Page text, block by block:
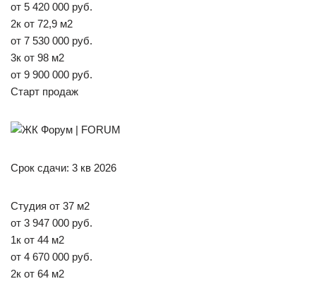
от 5 420 000 руб.
2к от 72,9 м2
от 7 530 000 руб.
3к от 98 м2
от 9 900 000 руб.
Старт продаж
Срок сдачи: 3 кв 2026
Студия от 37 м2
от 3 947 000 руб.
1к от 44 м2
от 4 670 000 руб.
2к от 64 м2